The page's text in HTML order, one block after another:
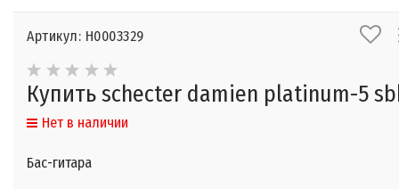
Артикул: Н0003329
Купить schecter damien platinum-5
Нет в наличии
Бас-гитара